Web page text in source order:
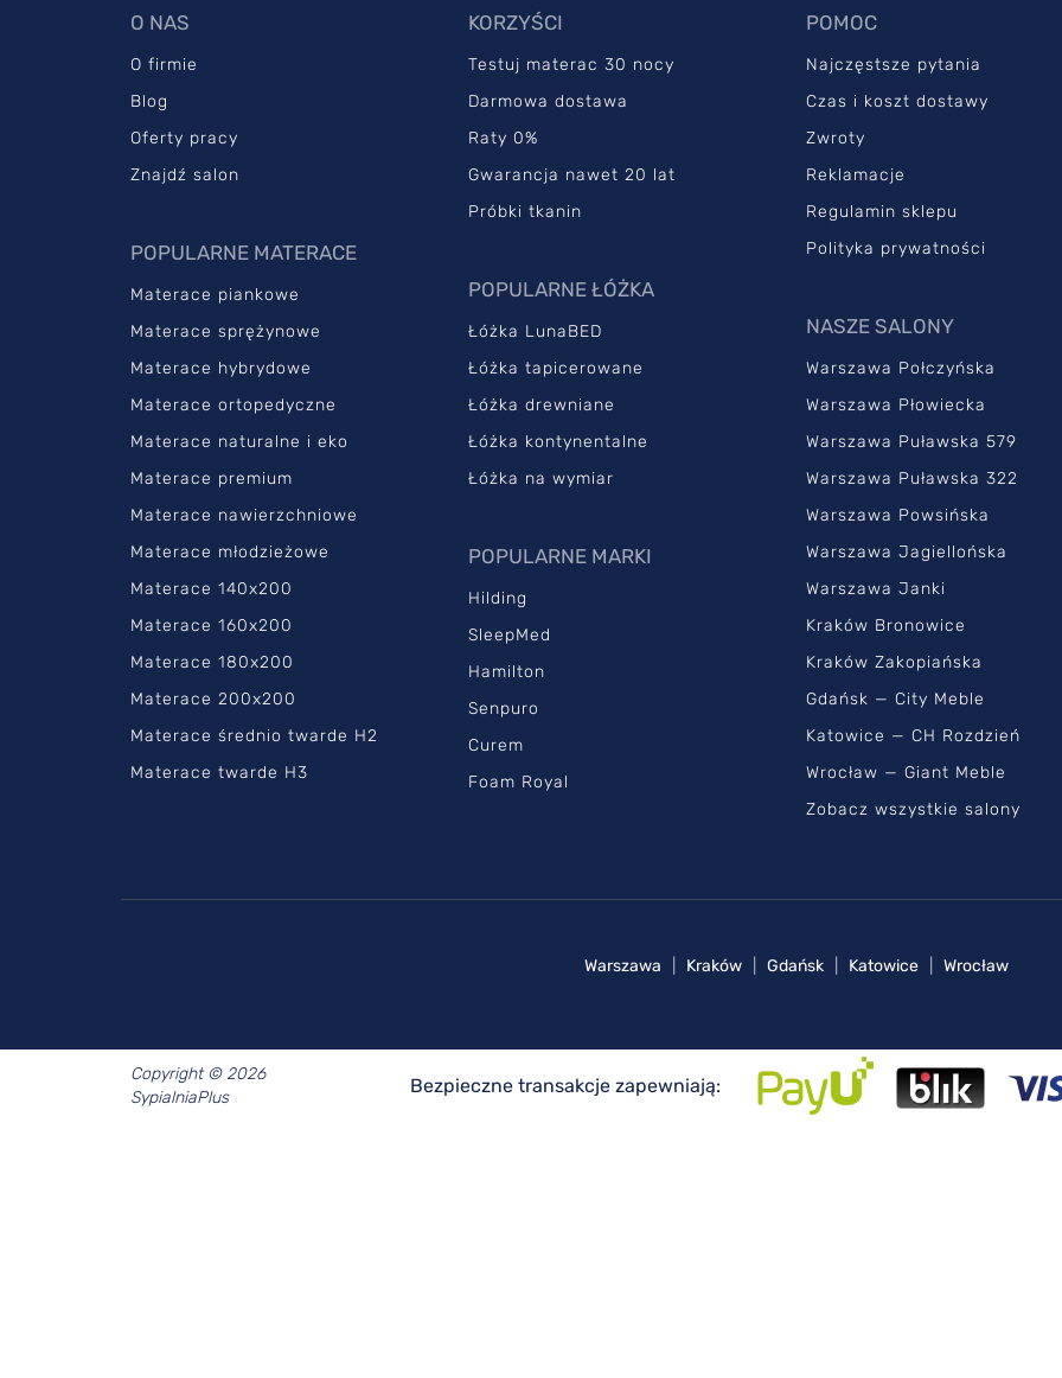
O NAS
O firmie
Blog
Oferty pracy
Znajdź salon
POPULARNE MATERACE
Materace piankowe
Materace sprężynowe
Materace hybrydowe
Materace ortopedyczne
Materace naturalne i eko
Materace premium
Materace nawierzchniowe
Materace młodzieżowe
Materace 140x200
Materace 160x200
Materace 180x200
Materace 200x200
Materace średnio twarde H2
Materace twarde H3
KORZYŚCI
Testuj materac 30 nocy
Darmowa dostawa
Raty 0%
Gwarancja nawet 20 lat
Próbki tkanin
POPULARNE ŁÓŻKA
Łóżka LunaBED
Łóżka tapicerowane
Łóżka drewniane
Łóżka kontynentalne
Łóżka na wymiar
POPULARNE MARKI
Hilding
SleepMed
Hamilton
Senpuro
Curem
Foam Royal
POMOC
Najczęstsze pytania
Czas i koszt dostawy
Zwroty
Reklamacje
Regulamin sklepu
Polityka prywatności
NASZE SALONY
Warszawa Połczyńska
Warszawa Płowiecka
Warszawa Puławska 579
Warszawa Puławska 322
Warszawa Powsińska
Warszawa Jagiellońska
Warszawa Janki
Kraków Bronowice
Kraków Zakopiańska
Gdańsk — City Meble
Katowice — CH Rozdzień
Wrocław — Giant Meble
Zobacz wszystkie salony
Warszawa Kraków Gdańsk Katowice Wrocław
Bezpieczne transakcje zapewniają:
Copyright © 2026
SypialniaPlus